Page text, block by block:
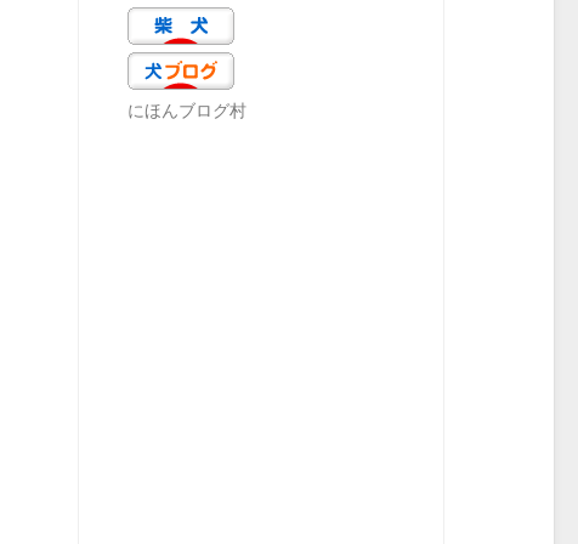
にほんブログ村